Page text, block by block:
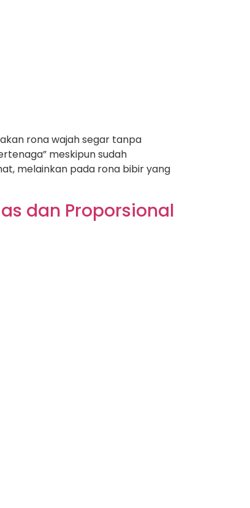
rona wajah segar tanpa
meskipun sudah
melainkan pada rona bibir yang
dan Proporsional